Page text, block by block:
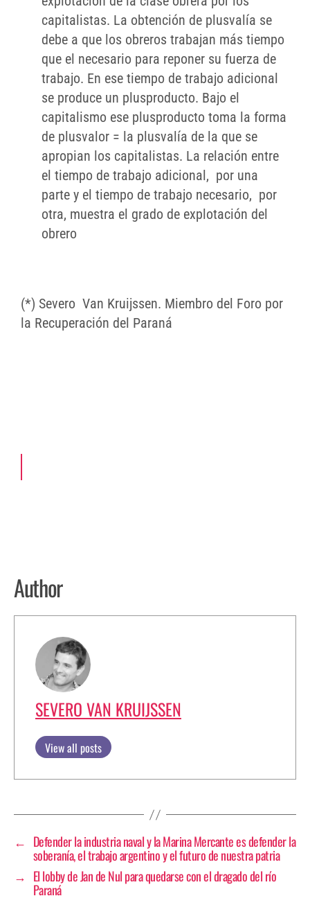
capitalistas. La obtención de plusvalía se
debe a que los obreros trabajan más tiempo
que el necesario para reponer su fuerza de
trabajo. En ese tiempo de trabajo adicional
se produce un plusproducto. Bajo el
capitalismo ese plusproducto toma la forma
de plusvalor = la plusvalía de la que se
apropian los capitalistas. La relación entre
el tiempo de trabajo adicional, por una
parte y el tiempo de trabajo necesario, por
otra, muestra el grado de explotación del
obrero
(*) Severo Van Kruijssen. Miembro del Foro por
la Recuperación del Paraná
Author
SEVERO VAN KRUIJSSEN
View all posts
← Defender la industria naval y la Marina Mercante es defender la
soberanía, el trabajo argentino y el futuro de nuestra patria
→ El lobby de Jan de Nul para quedarse con el dragado del río
Paraná